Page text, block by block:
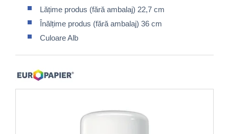
Lățime produs (fără ambalaj) 22,7 cm
Înălțime produs (fără ambalaj) 36 cm
Culoare Alb